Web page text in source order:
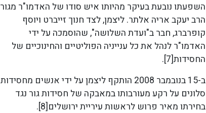
השפעתו נובעת בעיקר מהיותו איש סודו של האדמו"ר מגור
הרב יעקב אריה אלתר. ליצמן, לצד חנוך זייברט ויוסף
קופרברג, חבר ב"ועדת השלושה", שהוסמכה על ידי
האדמו"ר לנהל את כל ענייניה הפוליטיים והחינוכיים של
החסידות[7].
ב-15 בנובמבר 2008 הותקף ליצמן על ידי אנשים מחסידות
סלונים על רקע מעורבותו במאבקה של חסידות גור נגד
בחירתו מאיר פרוש לראשות עיריית ירושלים[8].